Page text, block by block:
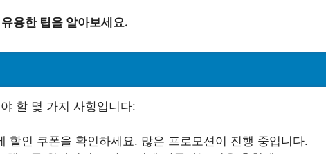
용한 팁을 알아보세요.
할 몇 가지 사항입니다:
할인 쿠폰을 확인하세요. 많은 프로모션이 진행 중입니다.